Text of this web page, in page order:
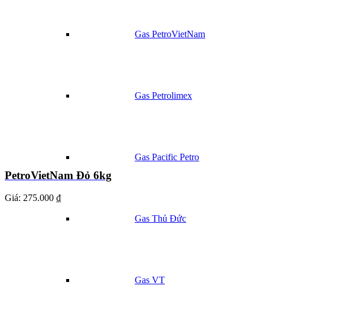
Gas PetroVietNam
Gas Petrolimex
Gas Pacific Petro
Gas Thủ Đức
Gas VT
PetroVietNam Đỏ 6kg
Giá: 275.000 ₫